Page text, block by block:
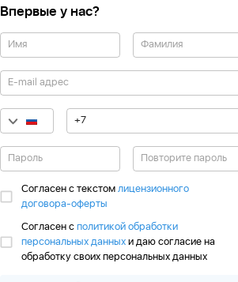
Впервые у нас?
Согласен с текстомлицензионного
договора-оферты
Согласен сполитикой обработки
персональных данныхи даю согласие на
обработку своих персональных данных